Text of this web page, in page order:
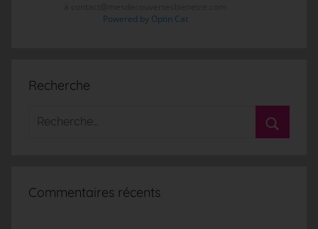
Powered by Optin Cat
Recherche
Commentaires récents